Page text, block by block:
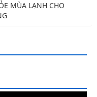
MÙA LẠNH CHO